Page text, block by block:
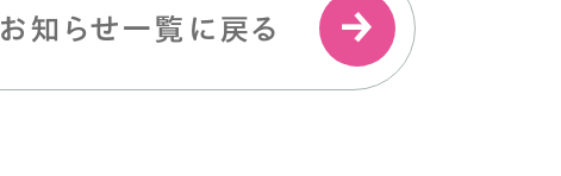
お知らせ一覧に戻る